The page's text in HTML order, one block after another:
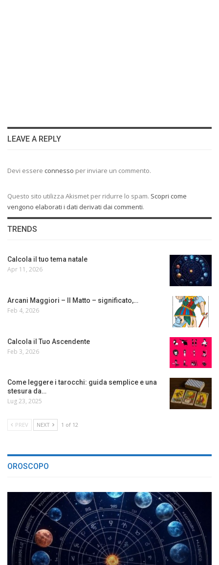
LEAVE A REPLY
Devi essere connesso per inviare un commento.
Questo sito utilizza Akismet per ridurre lo spam. Scopri come
vengono elaborati i dati derivati dai commenti.
TRENDS
Calcola il tuo tema natale
Apr 11, 2026
Arcani Maggiori – Il Matto – significato,…
Feb 4, 2026
Calcola il Tuo Ascendente
Feb 3, 2026
Come leggere i tarocchi: guida semplice e una
stesura da…
Lug 23, 2025
PREV NEXT 1 of 12
OROSCOPO